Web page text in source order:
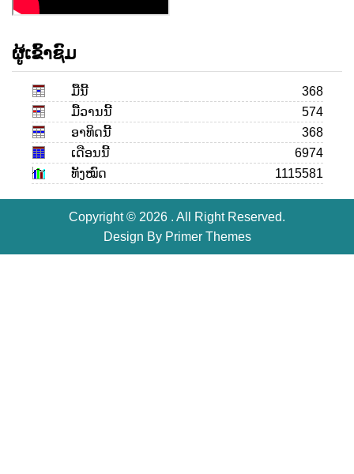
ຜູ້ເຂົ້າຊົມ
ມື້ນີ້
368
ມື້ວານນີ້
574
ອາທິດນີ້
368
ເດືອນ​ນີ້
6974
ທັງໝົດ
1115581
Copyright © 2026 . All Right Reserved.
Design By Primer Themes